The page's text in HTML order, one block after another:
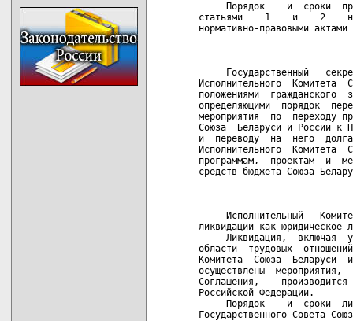
Порядок    и  сроки
статьями    1    и    2
нормативно-правовыми
Государственный
Исполнительного  Комитета
положениями  гражданского
определяющими  порядок
мероприятия  по  переходу
Союза  Беларуси и России к
и  переводу  на  него  долга
Исполнительного  Комитета
программам,  проектам  и
средств бюджета Союза
Исполнительный
ликвидации как юридическое
Ликвидация,  включая
области  трудовых
Комитета  Союза  Беларуси
осуществлены  мероприятия,
Соглашения,
Российской Федерации.
Порядок    и  сроки
Государственного Совета